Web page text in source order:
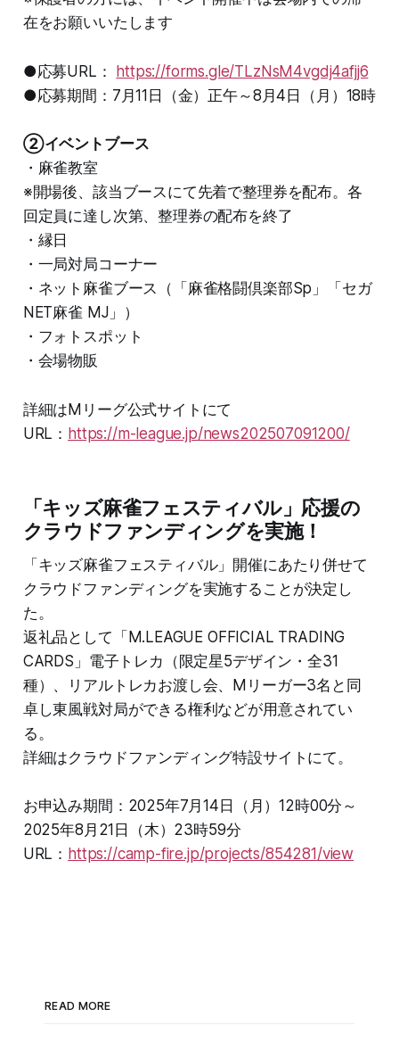
在をお願いいたします
●応募URL： https://forms.gle/TLzNsM4vgdj4afjj6
●応募期間：7月11日（金）正午～8月4日（月）18時
②イベントブース
・麻雀教室
※開場後、該当ブースにて先着で整理券を配布。各
回定員に達し次第、整理券の配布を終了
・縁日
・一局対局コーナー
・ネット麻雀ブース（「麻雀格闘倶楽部Sp」「セガ
NET麻雀 MJ」）
・フォトスポット
・会場物販
詳細はMリーグ公式サイトにて
URL： https://m-league.jp/news202507091200/
「キッズ麻雀フェスティバル」応援の
クラウドファンディングを実施！
「キッズ麻雀フェスティバル」開催にあたり併せて
クラウドファンディングを実施することが決定し
た。
返礼品として「M.LEAGUE OFFICIAL TRADING
CARDS」電子トレカ（限定星5デザイン・全31
種）、リアルトレカお渡し会、Mリーガー3名と同
卓し東風戦対局ができる権利などが用意されてい
る。
詳細はクラウドファンディング特設サイトにて。
お申込み期間：2025年7月14日（月）12時00分～
2025年8月21日（木）23時59分
URL： https://camp-fire.jp/projects/854281/view
READ MORE